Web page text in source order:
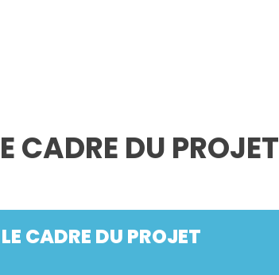
CADRE DU PROJET
CADRE DU PROJET